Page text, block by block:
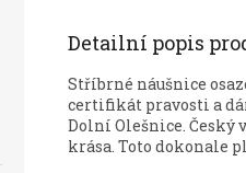
Detailní popis
Stříbrné náušnice
certifikát pravosti a
Dolní Olešnice.
krása. Toto dokonale